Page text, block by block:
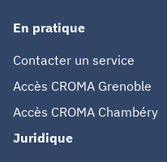
En pratique
Contacter un service
Accès CROMA Grenoble
Accès CROMA Chambéry
Juridique